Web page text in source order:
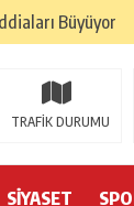
Büyüyor
Yeniden
TRAFİK DURUMU
SİYASET